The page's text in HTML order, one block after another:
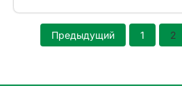
Предыдущий 1 2